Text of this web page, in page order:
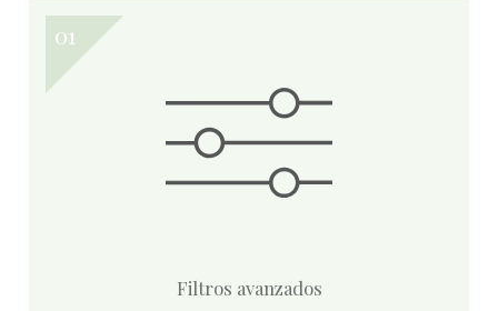
Filtros avanzados